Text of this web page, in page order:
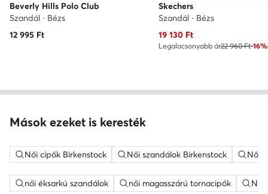
Beverly Hills Polo Club
Szandál · Bézs
12 995 Ft
Skechers
Szandál · Bézs
Aktuális ár
19 130Ft
Legalacsonyabb ár22 960 Ft-16%
Mások ezeket is keresték
Női cipők Birkenstock Női szandálok Birkenstock Női
női éksarkú szandálok női magasszárú tornacipők